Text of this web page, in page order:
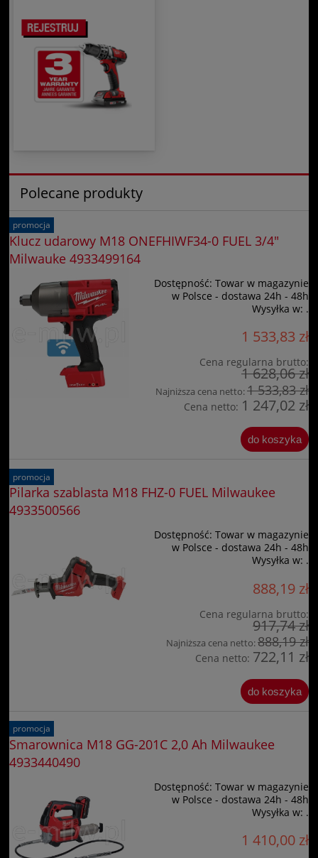
Polecane produkty
Klucz udarowy M18 ONEFHIWF34-0 FUEL 3/4"
Milwauke 4933499164
Dostępność: Towar w magazynie
w Polsce - dostawa 24h - 48h
Wysyłka w: .
1 533,83 zł
Cena regularna brutto:
1 628,06 zł
Najniższa cena netto:1 533,83 zł
Cena netto: 1 247,02 zł
do koszyka
promocja
Pilarka szablasta M18 FHZ-0 FUEL Milwaukee
4933500566
Dostępność: Towar w magazynie
w Polsce - dostawa 24h - 48h
Wysyłka w: .
888,19 zł
Cena regularna brutto:
917,74 zł
Najniższa cena netto:888,19 zł
Cena netto: 722,11 zł
do koszyka
promocja
Smarownica M18 GG-201C 2,0 Ah Milwaukee
4933440490
Dostępność: Towar w magazynie
w Polsce - dostawa 24h - 48h
Wysyłka w: .
1 410,00 zł
promocja